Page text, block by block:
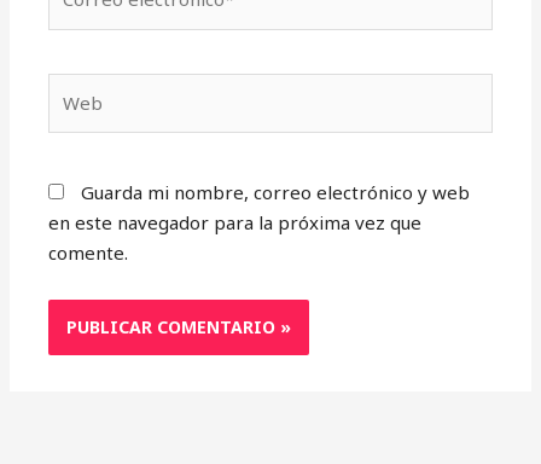
electrónico*
Guarda mi nombre, correo electrónico y web
en este navegador para la próxima vez que
comente.